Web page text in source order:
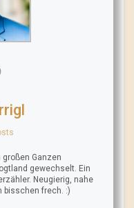
großen Ganzen
gewechselt. Ein
Neugierig, nahe
bisschen frech. :)